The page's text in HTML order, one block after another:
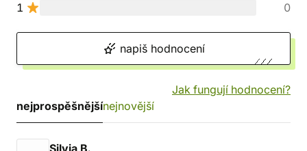
1
0
napiš hodnocení
Jak fungují hodnocení?
nejprospěšnějšínejnovější
Silvia B.